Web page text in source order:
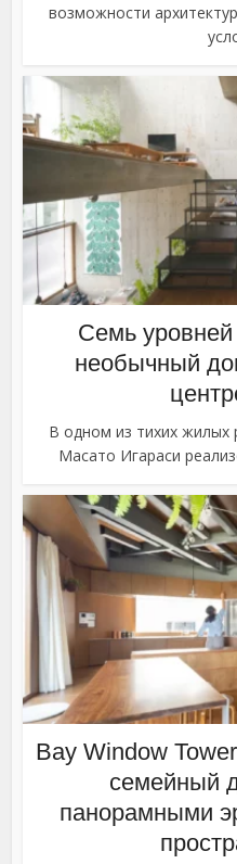
возможности
Семь
необычный
В одном из тихих жилых
Масато Игараси
Bay Window
семейный
панорамными